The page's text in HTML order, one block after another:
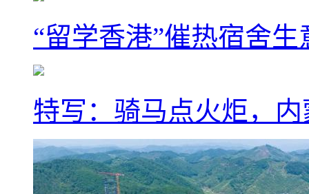
“留学香港”催热宿舍
特写：骑马点火炬，